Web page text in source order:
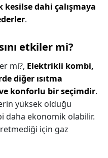
dahi çalışmaya
.
etkiler mi?
mi?, Elektrikli kombi,
diğer ısıtma
konforlu bir seçimdir.
yüksek olduğu
daha ekonomik olabilir.
için gaz